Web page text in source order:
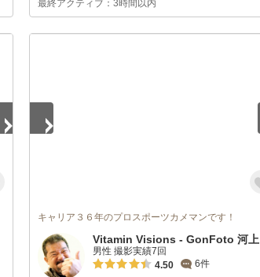
最終アクティブ：3時間以内
キャリア３６年のプロスポーツカメマンです！
Vitamin Visions - GonFoto 河上
男性 撮影実績7回
4.50
6件